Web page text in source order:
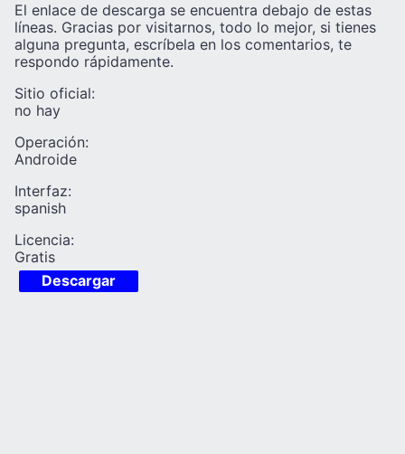
El enlace de descarga se encuentra debajo de estas
líneas. Gracias por visitarnos, todo lo mejor, si tienes
alguna pregunta, escríbela en los comentarios, te
respondo rápidamente.
Sitio oficial:
no hay
Operación:
Androide
Interfaz:
spanish
Licencia:
Gratis
Descargar